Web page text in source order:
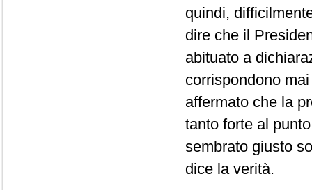
quindi,
dire che il
abituato a
corrispondono
affermato che la
tanto forte al
sembrato giusto
dice la verità.